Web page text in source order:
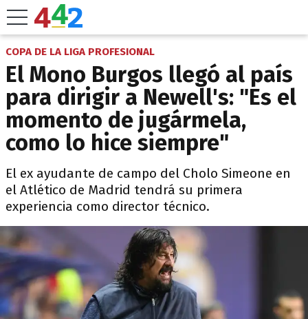
COPA DE LA LIGA PROFESIONAL
El Mono Burgos llegó al país
para dirigir a Newell's: "Es el
momento de jugármela,
como lo hice siempre"
El ex ayudante de campo del Cholo Simeone en
el Atlético de Madrid tendrá su primera
experiencia como director técnico.